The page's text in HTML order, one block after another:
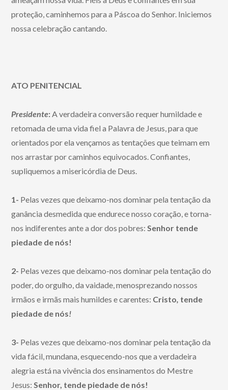
proteção, caminhemos para a Páscoa do Senhor. Iniciemos
nossa celebração cantando.
ATO PENITENCIAL
Presidente:Averdadeira conversão requer humildade e
retomada de uma vida fiel a Palavra de Jesus, para que
orientados por ela vençamos as tentações que teimam em
nos arrastar por caminhos equivocados. Confiantes,
supliquemos a misericórdia de Deus.
1- Pelas vezes que deixamo-nos dominar pela tentação da
ganância desmedida que endurece nosso coração, e torna-
nos indiferentes ante a dor dos pobres:Senhor tende
piedade de nós!
2- Pelas vezes que deixamo-nos dominar pela tentação do
poder, do orgulho, da vaidade, menosprezando nossos
irmãos e irmãs mais humildes e carentes: Cristo, tende
piedade de nós!
3- Pelas vezes que deixamo-nos dominar pela tentação da
vida fácil, mundana, esquecendo-nos que a verdadeira
alegria está na vivência dos ensinamentos do Mestre
Jesus:Senhor, tende piedade de nós!